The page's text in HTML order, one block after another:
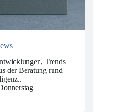
Trends
der Beratung rund
.